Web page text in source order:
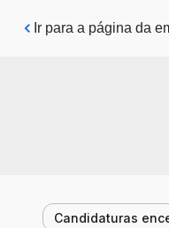
Pular para o conteúdo
Ir para a página da
Candidaturas